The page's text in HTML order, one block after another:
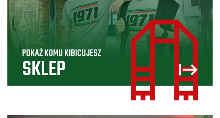
POKAŻ KOMU KIBICUJESZ
SKLEP